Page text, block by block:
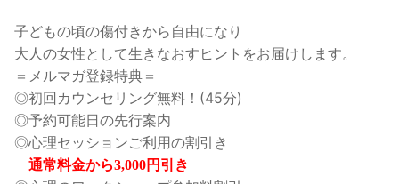
子どもの頃の傷付きから自由になり
大人の女性として生きなおすヒントをお届けします。
＝メルマガ登録特典＝
◎初回カウンセリング無料！(45分)
◎予約可能日の先行案内
◎心理セッションご利用の割引き
通常料金から3,000円引き